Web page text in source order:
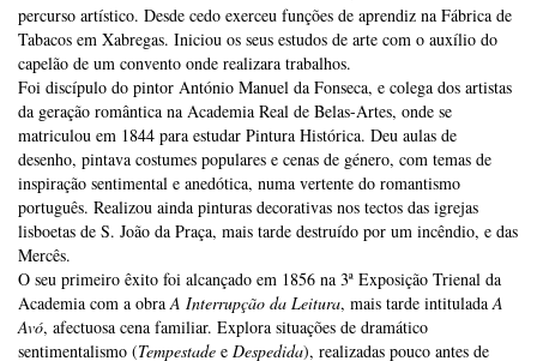
percurso artístico. Desde cedo exerceu funções de aprendiz na Fábrica de
Tabacos em Xabregas. Iniciou os seus estudos de arte com o auxílio do
capelão de um convento onde realizara trabalhos.
Foi discípulo do pintor António Manuel da Fonseca, e colega dos artistas
da geração romântica na Academia Real de Belas-Artes, onde se
matriculou em 1844 para estudar Pintura Histórica. Deu aulas de
desenho, pintava costumes populares e cenas de género, com temas de
inspiração sentimental e anedótica, numa vertente do romantismo
português. Realizou ainda pinturas decorativas nos tectos das igrejas
lisboetas de S. João da Praça, mais tarde destruído por um incêndio, e das
Mercês.
O seu primeiro êxito foi alcançado em 1856 na 3ª Exposição Trienal da
Academia com a obraA Interrupção da Leitura, mais tarde intituladaA
Avó, afectuosa cena familiar. Explora situações de dramático
sentimentalismo (Tempestade e Despedida), realizadas pouco antes de